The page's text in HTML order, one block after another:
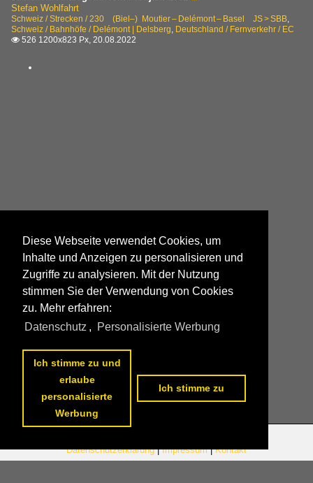
Stefan Wohlfahrt
Schweiz / Strecken / 230 (Biel–) Moutier – Delémont – Basel JS > SBB,
Schweiz / Bahnhöfe / Delémont | Delsberg, Deutschland / Fernverkehr / EC
 526 1200x823 Px, 20.08.2022
Datenschutzerklärung|Impressum|Kontakt
Diese Webseite verwendet Cookies, um
Inhalte und Anzeigen zu personalisieren und
Zugriffe zu analysieren. Mit der Nutzung
stimmen Sie der Verwendung von Cookies
zu. Mehr erfahren:
Datenschutz , Personalisierte Werbung
Ich stimme zu und
erlaube
personalisierte
Werbung
Ich stimme zu